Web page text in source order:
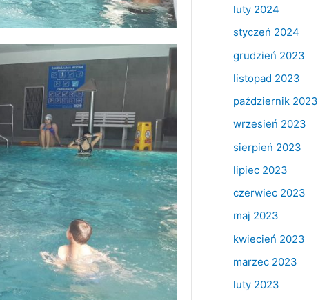
luty 2024
styczeń 2024
grudzień 2023
listopad 2023
październik 2023
wrzesień 2023
sierpień 2023
lipiec 2023
czerwiec 2023
maj 2023
kwiecień 2023
marzec 2023
luty 2023